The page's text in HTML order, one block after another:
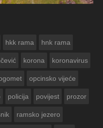
hkk rama hnk rama
korona koronavirus
opcinsko vijeće
policija povijest prozor
ramsko jezero